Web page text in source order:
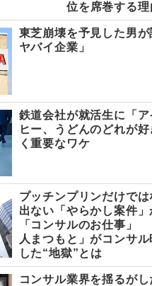
位を席巻する理
東芝崩壊を予見した男
ヤバイ企業」
鉄道会社が就活生に「
ヒー、うどんのどれが
く重要なワケ
プッチンプリンだけで
出ない「やらかし案件
「コンサルのお仕事」
人まつもと」がコンサ
した“地獄”とは
コンサル業界を揺るがし